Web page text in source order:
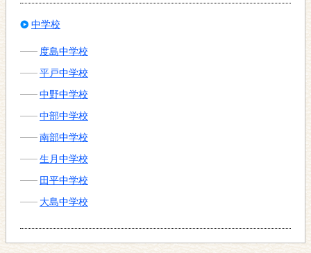
中学校
度島中学校
平戸中学校
中野中学校
中部中学校
南部中学校
生月中学校
田平中学校
大島中学校